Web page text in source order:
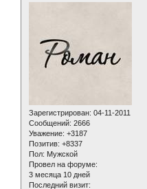
Зарегистрирован: 04-11-2011
Сообщений: 2666
Уважение: +3187
Позитив: +8337
Пол: Мужской
Провел на форуме:
3 месяца 10 дней
Последний визит: